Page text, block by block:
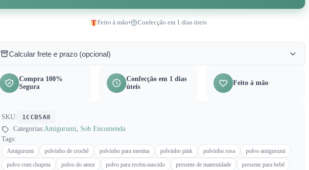
Calcular frete e prazo (opcional)
Feito à mão• Confecção em 1 dias úteis
Compra 100%
Segura
Confecção em 1 dias
úteis
Feito à mão
SKU:
1CCB5A8
Categorias:Amigurumi, Sob Encomenda
Tags:
Amigurumi polvinho de crochê polvinho para menina polvinho pink polvinho rosa
polvo amigurumi
polvo com chupeta
polvo do amor polvo para recém-nascido presente de maternidade
presente para bebê